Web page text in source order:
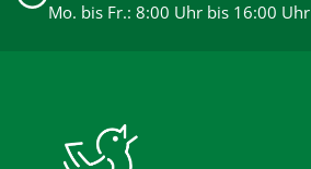
Mo. bis Fr.: 8:00 Uhr bis 16:00 Uhr